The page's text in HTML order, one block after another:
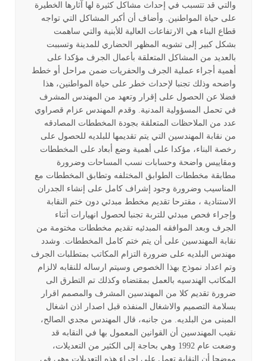
والتي قد تتسبب في إحداث مشاكل كثيرة لها آثارها الخطيرة
على حياة المواطنين. وأضاف أن أكبر المشاكل التي تواجه
قطاع البناء هي الارتفاعات العالية للأبنية والتي ساهمت
بشكل كبير إلى تشويه المظهر الحضاري للمدينة وتسببت
بالعديد من المشاكل المتعلقة بأعمال الجرف مؤكدا على
أهمية أجراء عملية الجرف والحفريات ضمن مراحل أو خطط
واضحه وذلك تجنبا لإحداث خطر على حياة المواطنين، هذا
فضلا عن الحصول على إقرار وتعهد من المهندس المشرف
في تحمل المسؤولية المدنية. وقدم المهندس عزام قصراوي
عدد من الملاحظات المتعلقة بجودة المخططات المصادقه
من نقابة المهندسين التي يتم تقديمها للبلديه للحصول على
رخصة البناء، مؤكدا على أهمية وضع أبعاد على المخططات
ومقاييس واضحة وحسابات نسب المساحات وضرورة
مطابقة مخططات الطوابق المختلفه وتطابق المخططات مع
المناسيب وضرورة وجود إشراف كامل على إنشاء الجدران
الاستنادية ، مقترحا تقديم مخطط مبدئي دون ختم النقابة
وإجراء فحص مبدئي للتربة تجنبا لحصول انهيارات أثناء
الجرف وبعد الموافقه المبدئيه تقديم مخططات مختومة من
نقابة المهندسين على أن يتم ختم كامل المخططات. وشدد
مهندس البلديه على ضرورة التزام المكاتب بمتطلبات الجرف
وتم اعداد نموذج بهذا الخصوص وسيتم ارساله للنقابه لالزام
المكاتب الهندسيه بالعمل بمقتضاه وكذلك تم التطرق الى
ضرورة تقديم كلا من المهندسين المشرف والمصمم اقرار
بسلامة التصميم والاشغال المنفذه قبل اصدار اذن اشغال
المبنى من البلديه. من جانبه، قال المهندس مجدي الصالح،
نقيب المهندسين أن القوانين المعمول بها في النقابه قد
وضعت عام 1992 وهي بحاجة إلى الكثير من التعديلات،
موضحا أن النقابة تعمل على إجراء هذه التعديلات وهي في